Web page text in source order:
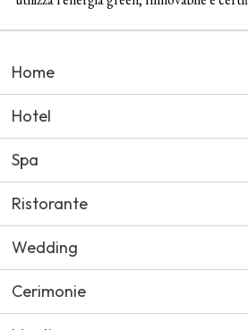
Home
Hotel
Spa
Ristorante
Wedding
Cerimonie